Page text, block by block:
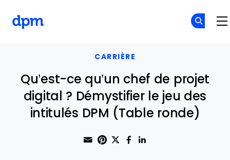
CARRIÈRE
Qu’est-ce qu’un chef de projet
digital ? Démystifier le jeu des
intitulés DPM (Table ronde)
Share through Email
Print this page
Share on Pinterest
Share on Twitter
Share on